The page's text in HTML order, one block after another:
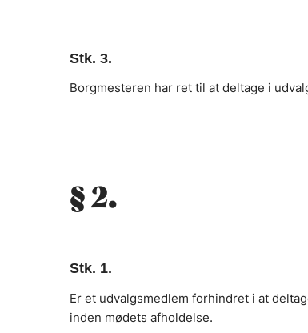
Stk. 3.
Borgmesteren har ret til at deltage i
§ 2.
Stk. 1.
Er et udvalgsmedlem forhindret i at
inden mødets afholdelse.